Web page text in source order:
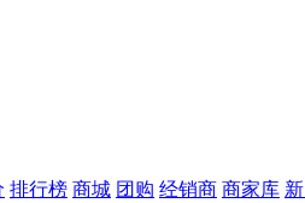
排行榜 商城 团购 经销商 商家库